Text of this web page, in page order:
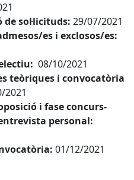
sol·licituds: 29/07/2021
es i exclosos/es:
08/10/2021
teòriques i convocatòria
2021
i fase concurs-
personal:
01/12/2021